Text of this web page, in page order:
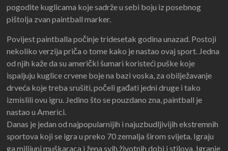
pogodite kuglicama koje sadrže u sebi boju iz posebnog
pištolja zvan paintball marker.
Povijest paintballa počinje tridesetak godina unazad. Postoji
nekoliko verzija priča o tome kako je nastao ovaj sport. Jedna
od njih kaže da su američki šumari koristeći puške koje
ispaljuju kuglice crvene boje na bazi voska, za obilježavanje
drveća koje treba srušiti, počeli gađati jedni druge i tako
izmislili ovu igru. Jedino što se pouzdano zna, paintball je
nastao u Americi.
Danas je jedan od najpopularnijih i najuzbudljivijih ekstremnih
sportova koji se igra u preko 70 zemalja širom svijeta. Igraju
ga milijuni muškaraca i žena svih životnih dobi i stilova. Igranje